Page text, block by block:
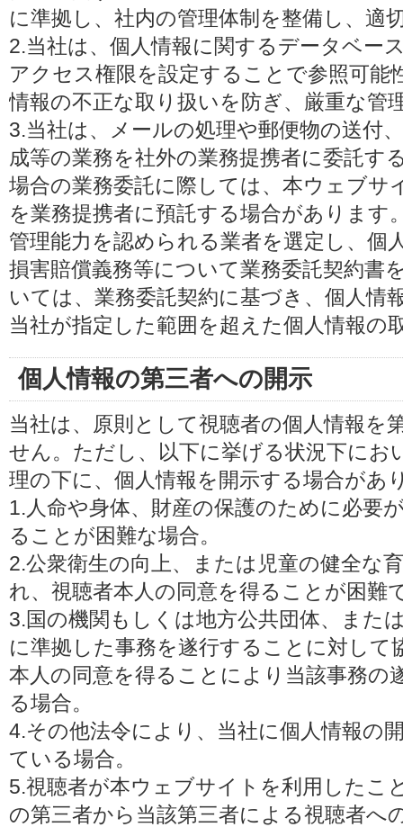
に準拠し、社内の管理体制を整備し、適
2.当社は、個人情報に関するデータベー
アクセス権限を設定することで参照可能
情報の不正な取り扱いを防ぎ、厳重な管
3.当社は、メールの処理や郵便物の送付
成等の業務を社外の業務提携者に委託す
場合の業務委託に際しては、本ウェブサ
を業務提携者に預託する場合があります
管理能力を認められる業者を選定し、個
損害賠償義務等について業務委託契約書
いては、業務委託契約に基づき、個人情
当社が指定した範囲を超えた個人情報の
個人情報の第三者への開示
当社は、原則として視聴者の個人情報を
せん。ただし、以下に挙げる状況下にお
理の下に、個人情報を開示する場合があ
1.人命や身体、財産の保護のために必要
ることが困難な場合。
2.公衆衛生の向上、または児童の健全な
れ、視聴者本人の同意を得ることが困難
3.国の機関もしくは地方公共団体、また
に準拠した事務を遂行することに対して
本人の同意を得ることにより当該事務の
る場合。
4.その他法令により、当社に個人情報の
ている場合。
5.視聴者が本ウェブサイトを利用したこ
の第三者から当該第三者による視聴者へ